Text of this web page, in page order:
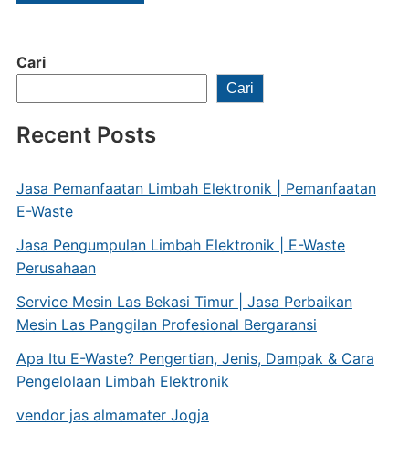
Cari
Cari
Recent Posts
Jasa Pemanfaatan Limbah Elektronik | Pemanfaatan
E-Waste
Jasa Pengumpulan Limbah Elektronik | E-Waste
Perusahaan
Service Mesin Las Bekasi Timur | Jasa Perbaikan
Mesin Las Panggilan Profesional Bergaransi
Apa Itu E-Waste? Pengertian, Jenis, Dampak & Cara
Pengelolaan Limbah Elektronik
vendor jas almamater Jogja